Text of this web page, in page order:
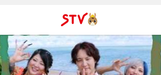
ＳＴＶ札
幌テレビ